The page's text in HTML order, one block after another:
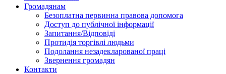
Громадянам
Безоплатна первинна правова допомога
Доступ до публічної інформації
Запитання/Відповіді
Протидія торгівлі людьми
Подолання незадекларованої праці
Звернення громадян
Контакти